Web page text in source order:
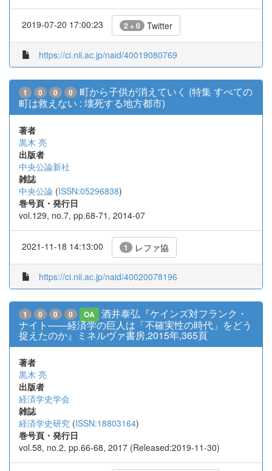
2019-07-20 17:00:23 2 + 0 Twitter
https://ci.nii.ac.jp/naid/40019080769
1 0 0 0
町から子供が消えていく (特集 すべての
町は救えない : 壊死する地方都市)
著者
黒木 亮
出版者
中央公論新社
雑誌
中央公論 (ISSN:05296838)
巻号頁・発行日
vol.129, no.7, pp.68-71, 2014-07
2021-11-18 14:13:00 1 レファ協
https://ci.nii.ac.jp/naid/40020078196
1 0 0 0 OA
酒井泰弘『ケインズ対フランク・
ナイト――経済学の巨人は「不確実性の時代」をどう
捉えたのか』ミネルヴァ書房,2015年,365頁
著者
黒木 亮
出版者
経済学史学会
雑誌
経済学史研究 (ISSN:18803164)
巻号頁・発行日
vol.58, no.2, pp.66-68, 2017 (Released:2019-11-30)